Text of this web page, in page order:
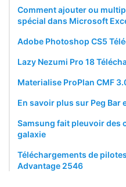
Comment ajouter ou
spécial dans Microsoft
Adobe Photoshop CS5
Lazy Nezumi Pro 18
Materialise ProPlan CMF
En savoir plus sur Peg Bar
Samsung fait pleuvoir des
galaxie
Téléchargements de
Advantage 2546